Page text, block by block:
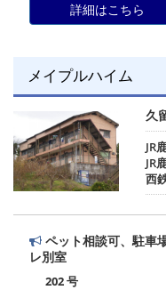
詳細はこちら
メイプルハイム
久
JR
JR
西
ペット相談可、駐車
レ別室
202 号